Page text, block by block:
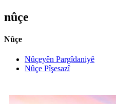
nûçe
Nûçe
Nûçeyên Pargîdaniyê
Nûçe Pîşesazî